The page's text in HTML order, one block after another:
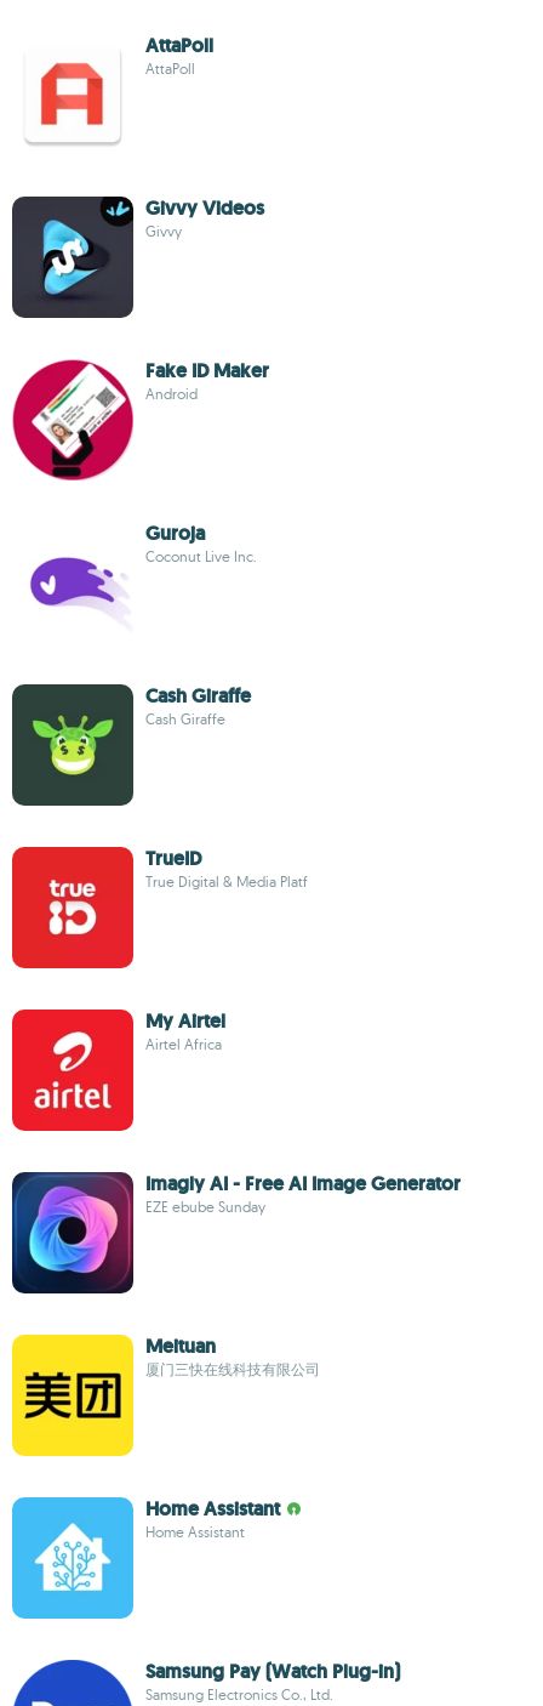
AttaPoll
AttaPoll
Givvy Videos
Givvy
Fake ID Maker
Android
Guroja
Coconut Live Inc.
Cash Giraffe
Cash Giraffe
TrueID
True Digital & Media Platf
My Airtel
Airtel Africa
Imagly AI - Free AI Image Generator
EZE ebube Sunday
Meituan
厦门三快在线科技有限公司
Home Assistant
Home Assistant
Samsung Pay (Watch Plug-in)
Samsung Electronics Co., Ltd.